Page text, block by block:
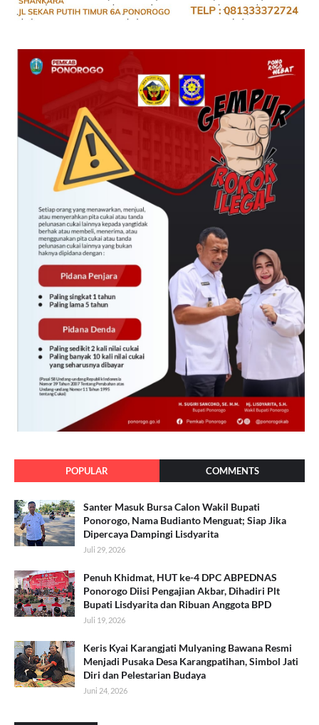
POPULAR COMMENTS
Santer Masuk Bursa Calon Wakil Bupati
Ponorogo, Nama Budianto Menguat; Siap Jika
Dipercaya Dampingi Lisdyarita
Juli 29, 2026
Penuh Khidmat, HUT ke-4 DPC ABPEDNAS
Ponorogo Diisi Pengajian Akbar, Dihadiri Plt
Bupati Lisdyarita dan Ribuan Anggota BPD
Juli 19, 2026
Keris Kyai Karangjati Mulyaning Bawana Resmi
Menjadi Pusaka Desa Karangpatihan, Simbol Jati
Diri dan Pelestarian Budaya
Juni 24, 2026